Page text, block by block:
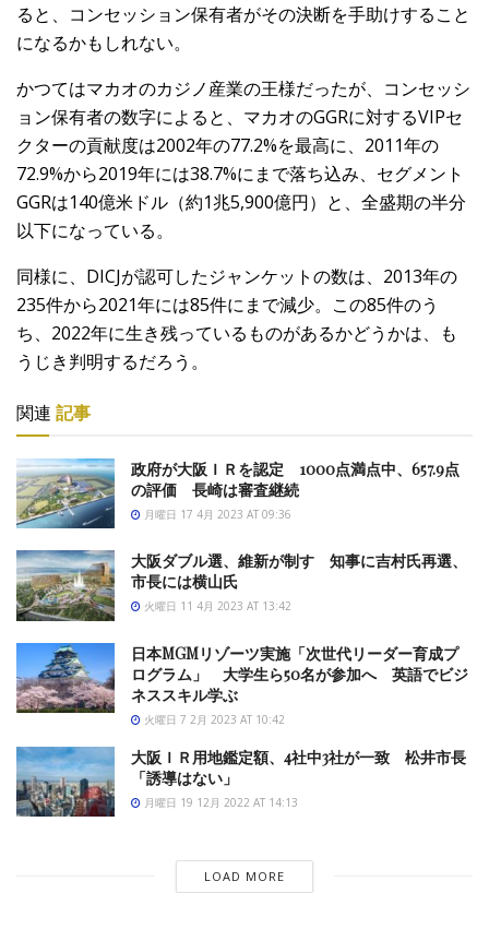
ると、コンセッション保有者がその決断を手助けすること
になるかもしれない。
かつてはマカオのカジノ産業の王様だったが、コンセッシ
ョン保有者の数字によると、マカオのGGRに対するVIPセ
クターの貢献度は2002年の77.2%を最高に、2011年の
72.9%から2019年には38.7%にまで落ち込み、セグメント
GGRは140億米ドル（約1兆5,900億円）と、全盛期の半分
以下になっている。
同様に、DICJが認可したジャンケットの数は、2013年の
235件から2021年には85件にまで減少。この85件のう
ち、2022年に生き残っているものがあるかどうかは、も
うじき判明するだろう。
関連 記事
政府が大阪ＩＲを認定 1000点満点中、657.9点
の評価 長崎は審査継続
月曜日 17 4月 2023 AT 09:36
大阪ダブル選、維新が制す 知事に吉村氏再選、
市長には横山氏
火曜日 11 4月 2023 AT 13:42
日本MGMリゾーツ実施「次世代リーダー育成プ
ログラム」 大学生ら50名が参加へ 英語でビジ
ネススキル学ぶ
火曜日 7 2月 2023 AT 10:42
大阪ＩＲ用地鑑定額、4社中3社が一致 松井市長
「誘導はない」
月曜日 19 12月 2022 AT 14:13
LOAD MORE